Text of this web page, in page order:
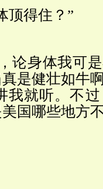
得住？”
身体我可是
是健壮如牛
我就听。不
国哪些地方